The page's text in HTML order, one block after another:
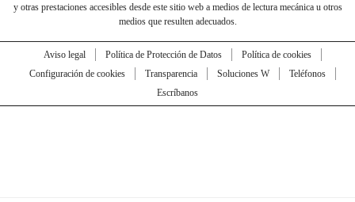
y otras prestaciones accesibles desde este sitio web a medios de lectura mecánica u otros
medios que resulten adecuados.
Aviso legal Política de Protección de Datos
Política de cookies
Configuración de cookies
Transparencia Soluciones W
Teléfonos
Escríbanos